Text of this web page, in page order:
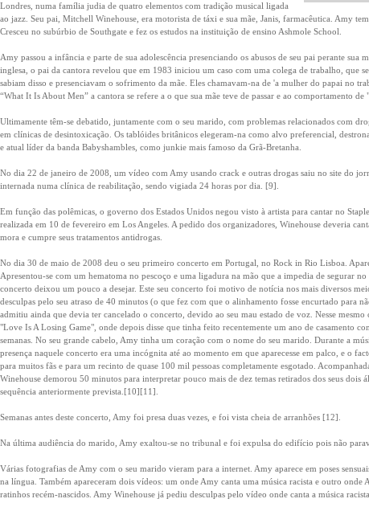
Londres, numa família judia de quatro elementos com tradição musical ligada
ao jazz. Seu pai, Mitchell Winehouse, era motorista de táxi e sua mãe, Janis, farmacêutica. Amy
Cresceu no subúrbio de Southgate e fez os estudos na instituição de ensino Ashmole School.
Amy passou a infância e parte de sua adolescência presenciando os abusos de seu pai perante sua
inglesa, o pai da cantora revelou que em 1983 iniciou um caso com uma colega de trabalho, que
sabiam disso e presenciavam o sofrimento da mãe. Eles chamavam-na de 'a mulher do papai no
“What It Is About Men” a cantora se refere a o que sua mãe teve de passar e ao comportamento
Ultimamente têm-se debatido, juntamente com o seu marido, com problemas relacionados com
em clínicas de desintoxicação. Os tablóides britânicos elegeram-na como alvo preferencial,
e atual líder da banda Babyshambles, como junkie mais famoso da Grã-Bretanha.
No dia 22 de janeiro de 2008, um vídeo com Amy usando crack e outras drogas saiu no site do
internada numa clínica de reabilitação, sendo vigiada 24 horas por dia. [9].
Em função das polêmicas, o governo dos Estados Unidos negou visto à artista para cantar no
realizada em 10 de fevereiro em Los Angeles. A pedido dos organizadores, Winehouse deveria
mora e cumpre seus tratamentos antidrogas.
No dia 30 de maio de 2008 deu o seu primeiro concerto em Portugal, no Rock in Rio Lisboa.
Apresentou-se com um hematoma no pescoço e uma ligadura na mão que a impedia de segurar
concerto deixou um pouco a desejar. Este seu concerto foi motivo de notícia nos mais diversos
desculpas pelo seu atraso de 40 minutos (o que fez com que o alinhamento fosse encurtado para
admitiu ainda que devia ter cancelado o concerto, devido ao seu mau estado de voz. Nesse
"Love Is A Losing Game", onde depois disse que tinha feito recentemente um ano de casamento
semanas. No seu grande cabelo, Amy tinha um coração com o nome do seu marido. Durante a
presença naquele concerto era uma incógnita até ao momento em que aparecesse em palco, e o
para muitos fãs e para um recinto de quase 100 mil pessoas completamente esgotado.
Winehouse demorou 50 minutos para interpretar pouco mais de dez temas retirados dos seus dois
sequência anteriormente prevista.[10][11].
Semanas antes deste concerto, Amy foi presa duas vezes, e foi vista cheia de arranhões [12].
Na última audiência do marido, Amy exaltou-se no tribunal e foi expulsa do edifício pois não
Várias fotografias de Amy com o seu marido vieram para a internet. Amy aparece em poses
na língua. Também apareceram dois vídeos: um onde Amy canta uma música racista e outro onde
ratinhos recém-nascidos. Amy Winehouse já pediu desculpas pelo vídeo onde canta a música racista.